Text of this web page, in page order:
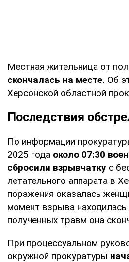
Местная жительница от
скончалась на месте. Об
Херсонской областной
Последствия
По информации
2025 года около 07:30
сбросили взрывчатку с
летательного аппарата в
поражения оказалась
момент взрыва находилась
полученных травм она
При процессуальном
окружной прокуратуры